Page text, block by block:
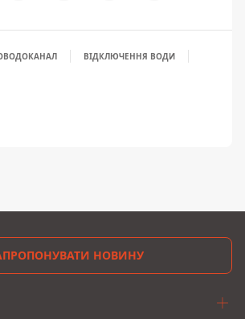
ВІДКЛЮЧЕННЯ ВОДИ
НОВИНУ